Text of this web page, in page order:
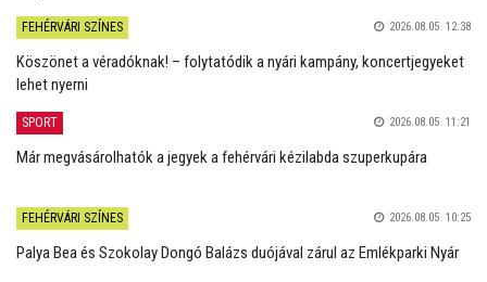
FEHÉRVÁRI SZÍNES 2026.08.05. 12:38
Köszönet a véradóknak! – folytatódik a nyári kampány, koncertjegyeket
lehet nyerni
SPORT 2026.08.05. 11:21
Már megvásárolhatók a jegyek a fehérvári kézilabda szuperkupára
FEHÉRVÁRI SZÍNES 2026.08.05. 10:25
Palya Bea és Szokolay Dongó Balázs duójával zárul az Emlékparki Nyár